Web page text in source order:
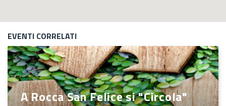
EVENTI CORRELATI
A Rocca San Felice si "Circola"